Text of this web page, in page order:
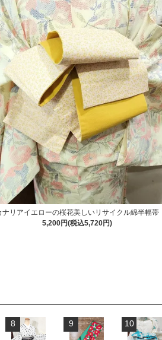
ナリアイエローの桜花美しいリサイクル綿半幅帯
5,200円(税込5,720円)
8 9 10